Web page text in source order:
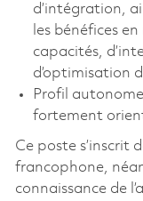
d’intégration,
les bénéfices
capacités,
d’optimisation
Profil
fortement
Ce poste s’inscrit
francophone,
connaissance de